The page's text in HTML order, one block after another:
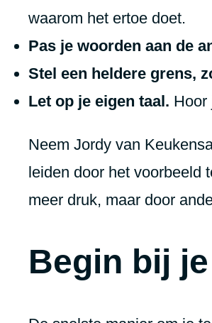
waarom het ertoe doet.
Pas je woorden aan de
Stel een heldere grens,
Let op je eigen taal. Hoor
Neem Jordy van
leiden door het voorbeeld
meer druk, maar door
Begin bij